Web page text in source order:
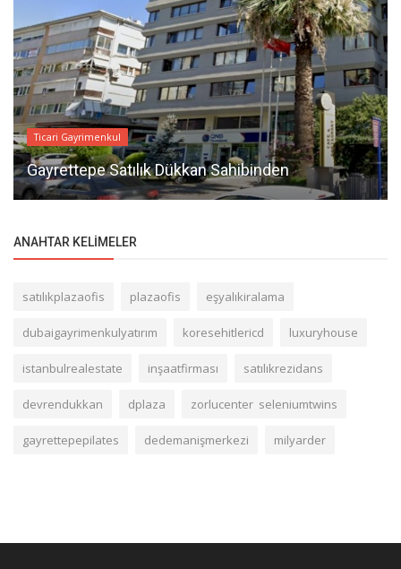
Ticari Gayrimenkul
Gayrettepe Satılık Dükkan Sahibinden
ANAHTAR KELIMELER
satılıkplazaofis plazaofis eşyalıkiralama
dubaigayrimenkulyatırım koresehitlericd luxuryhouse
istanbulrealestate inşaatfirması satılıkrezidans
devrendukkan dplaza zorlucenter seleniumtwins
gayrettepepilates dedemanişmerkezi milyarder